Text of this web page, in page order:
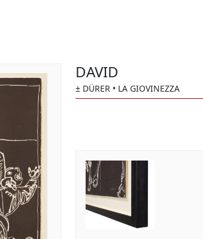
DAVID
± DÜRER • LA GIOVINEZZA